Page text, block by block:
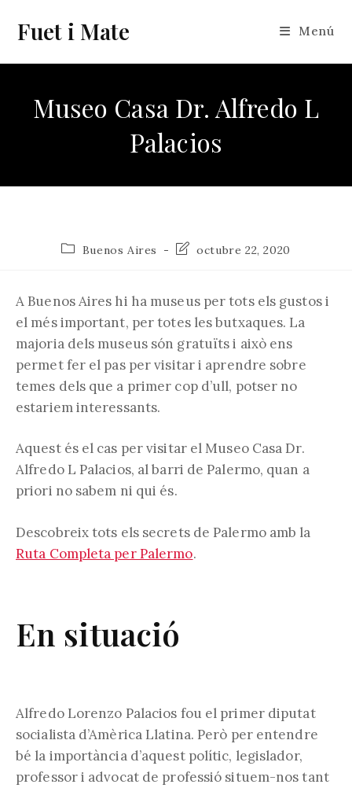
contingut
Fuet i Mate Menú
Museo Casa Dr. Alfredo L
Palacios
Categoria
Buenos Aires
Últimaoctubre 22, 2020
A Buenos Aires hi ha museus per tots els gustos i
el més important, per totes les butxaques. La
majoria dels museus són gratuïts i això ens
permet fer el pas per visitar i aprendre sobre
temes dels que a primer cop d’ull, potser no
estariem interessants.
Aquest és el cas per visitar el Museo Casa Dr.
Alfredo L Palacios, al barri de Palermo, quan a
priori no sabem ni qui és.
Descobreix tots els secrets de Palermo amb la
Ruta Completa per Palermo.
En situació
Alfredo Lorenzo Palacios fou el primer diputat
socialista d’Amèrica Llatina. Però per entendre
bé la importància d’aquest polític, legislador,
professor i advocat de professió situem-nos tant